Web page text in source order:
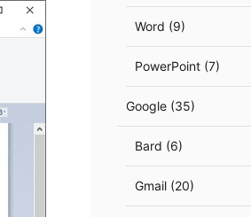
Word (9)
PowerPoint (7)
Google (35)
Bard (6)
Gmail (20)